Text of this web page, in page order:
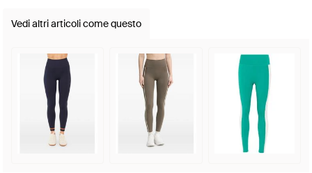
Vedi altri articoli come questo